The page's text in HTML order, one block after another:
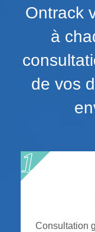
Ontrack
à
de vos
Consultation